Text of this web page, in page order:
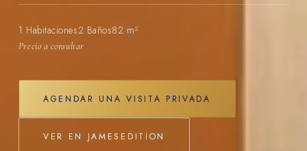
1 Habitaciones2 Baños82 m²
Precio a consultar
AGENDAR UNA VISITA PRIVADA
VER EN JAMESEDITION